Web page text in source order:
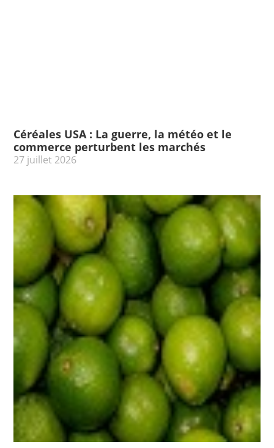
Céréales USA : La guerre, la météo et le
commerce perturbent les marchés
27 juillet 2026